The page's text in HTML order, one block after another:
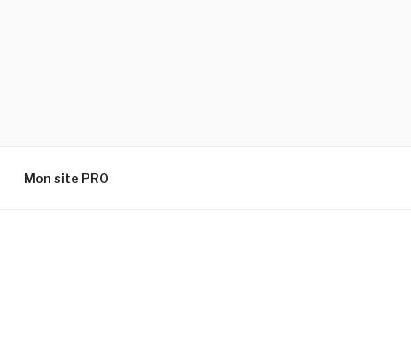
Mon site PRO